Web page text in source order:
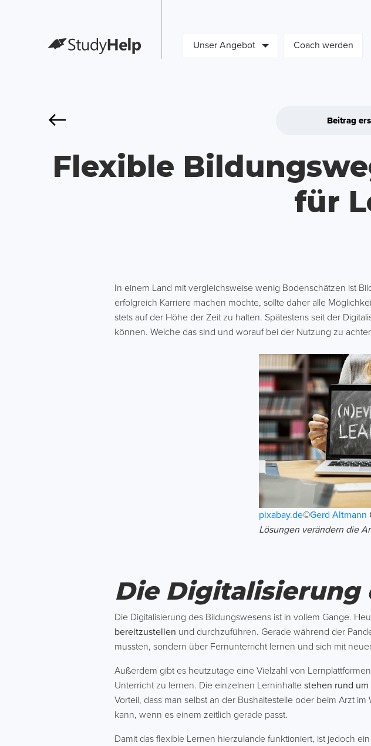
Unser Angebot Coach werden
Beitrag
Flexible
für
In einem Land mit vergleichsweise wenig Bodenschätzen ist
erfolgreich Karriere machen möchte, sollte daher alle
stets auf der Höhe der Zeit zu halten. Spätestens seit der
können. Welche das sind und worauf bei der Nutzung zu
pixabay.de©Gerd Altmann
Lösungen verändern die
Die Digitalisierung
Die Digitalisierung des Bildungswesens ist in vollem Gange.
bereitzustellen und durchzuführen. Gerade während der
mussten, sondern über Fernunterricht lernen und sich mit
Außerdem gibt es heutzutage eine Vielzahl von
Unterricht zu lernen. Die einzelnen Lerninhaltestehen rund
Vorteil, dass man selbst an der Bushaltestelle oder beim Arzt
kann, wenn es einem zeitlich gerade passt.
Damit das flexible Lernen hierzulande funktioniert, ist jedoch